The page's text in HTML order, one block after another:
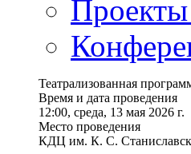
Театрализованная
Время и дата проведения
12:00, среда, 13 мая 2026 г.
Место проведения
КДЦ им. К. С.